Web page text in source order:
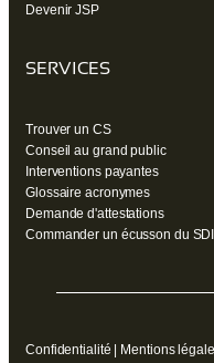
Devenir JSP
SERVICES
Trouver un CS
Conseil au grand public
Interventions payantes
Glossaire acronymes
Demande d'attestations
Commander un écusson du
Confidentialité | Mentions